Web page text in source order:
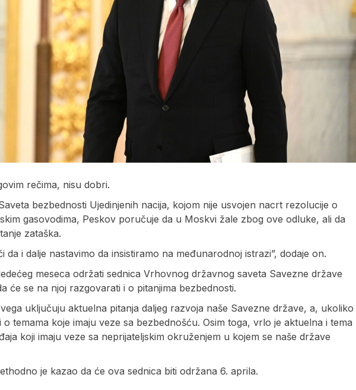
rečima, nisu dobri.
bezbednosti Ujedinjenih nacija, kojom nije usvojen nacrt rezolucije o
gasovodima, Peskov poručuje da u Moskvi žale zbog ove odluke, ali da
zataška.
da i dalje nastavimo da insistiramo na međunarodnoj istrazi”, dodaje on.
meseca održati sednica Vrhovnog državnog saveta Savezne države
će se na njoj razgovarati i o pitanjima bezbednosti.
uključuju aktuelna pitanja daljeg razvoja naše Savezne države, a, ukoliko
temama koje imaju veze sa bezbednošću. Osim toga, vrlo je aktuelna i tema
koji imaju veze sa neprijateljskim okruženjem u kojem se naše države
je kazao da će ova sednica biti održana 6. aprila.